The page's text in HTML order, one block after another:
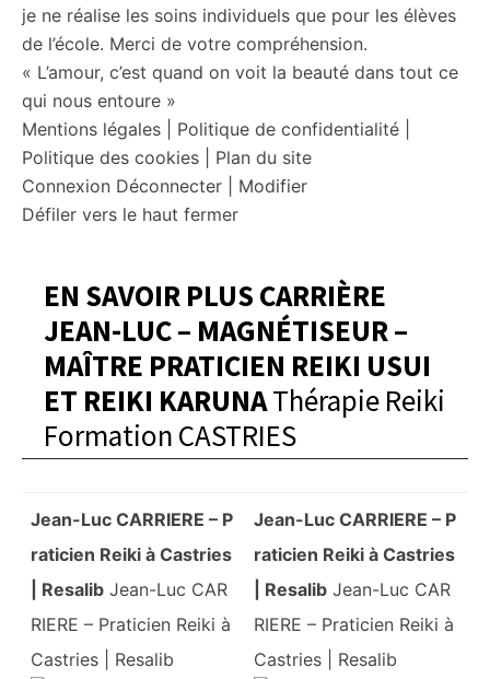
je ne réalise les soins individuels que pour les élèves
de l’école. Merci de votre compréhension.
« L’amour, c’est quand on voit la beauté dans tout ce
qui nous entoure »
Mentions légales | Politique de confidentialité |
Politique des cookies | Plan du site
Connexion Déconnecter | Modifier
Défiler vers le haut fermer
EN SAVOIR PLUS CARRIÈRE
JEAN-LUC – MAGNÉTISEUR –
MAÎTRE PRATICIEN REIKI USUI
ET REIKI KARUNAThérapie Reiki
Formation CASTRIES
Jean-Luc CARRIERE – P
raticien Reiki à Castries
| Resalib Jean-Luc CAR
RIERE – Praticien Reiki à
Castries | Resalib
Jean-Luc CARRIERE – P
raticien Reiki à Castries
| Resalib Jean-Luc CAR
RIERE – Praticien Reiki à
Castries | Resalib